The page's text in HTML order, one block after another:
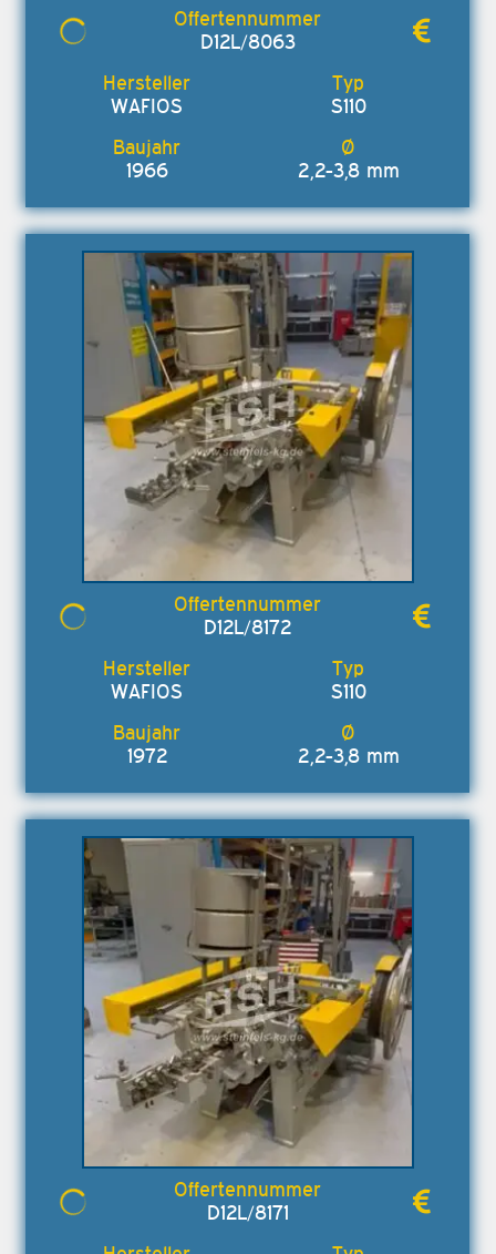
D12L/8063
WAFIOS S110
1966 2,2-3,8 mm
D12L/8172
WAFIOS S110
1972 2,2-3,8 mm
D12L/8171